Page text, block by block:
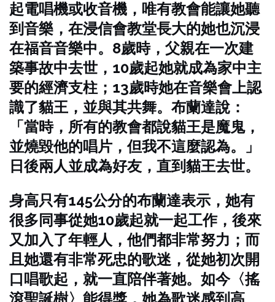
起電唱機或收音機，唯有教會能讓她聽
到音樂，在浸信會教堂長大的她也沉浸
在福音音樂中。8歲時，父親在一次建
築事故中去世，10歲起她就成為家中主
要的經濟支柱；13歲時她在音樂會上認
識了貓王，並與其共舞。布蘭達說：
「當時，所有的教會都說貓王是魔鬼，
並燒毀他的唱片，但我不這麼認為。」
日後兩人並成為好友，直到貓王去世。
身高只有145公分的布蘭達表示，她有
很多同事從她10歲起就一起工作，後來
又加入了年輕人，他們都非常努力；而
且她還有非常死忠的歌迷，從她初次開
口唱歌起，就一直陪伴著她。如今〈搖